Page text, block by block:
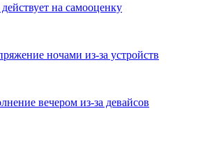
на самооценку
ночами из-за устройств
вечером из-за девайсов